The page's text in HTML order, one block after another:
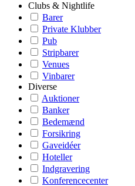
Clubs & Nightlife
Barer
Private Klubber
Pub
Stripbarer
Venues
Vinbarer
Diverse
Auktioner
Banker
Bedemænd
Forsikring
Gaveidéer
Hoteller
Indgravering
Konferencecenter